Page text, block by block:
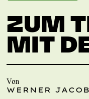
ZUM
MIT
Von
WERNER